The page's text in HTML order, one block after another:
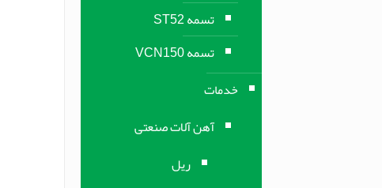
تسمه ST52
تسمه VCN150
خدمات
آهن آلات صنعتی
ریل